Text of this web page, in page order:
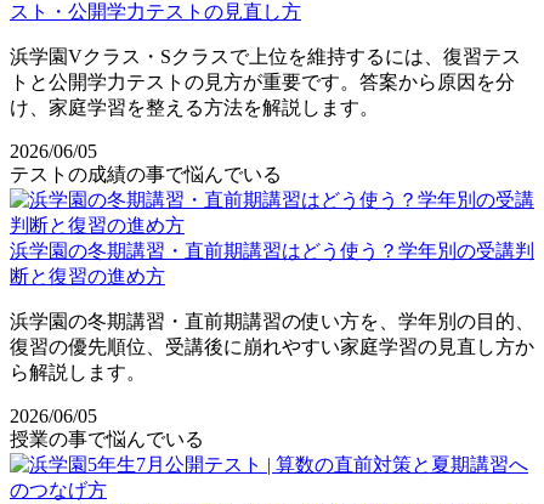
スト・公開学力テストの見直し方
浜学園Vクラス・Sクラスで上位を維持するには、復習テス
トと公開学力テストの見方が重要です。答案から原因を分
け、家庭学習を整える方法を解説します。
2026/06/05
テストの成績の事で悩んでいる
浜学園の冬期講習・直前期講習はどう使う？学年別の受講判
断と復習の進め方
浜学園の冬期講習・直前期講習の使い方を、学年別の目的、
復習の優先順位、受講後に崩れやすい家庭学習の見直し方か
ら解説します。
2026/06/05
授業の事で悩んでいる